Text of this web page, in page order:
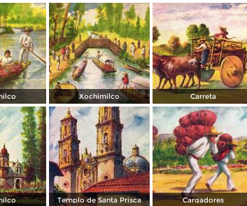
Xochimilco Carreta
Templo de Santa Prisca Cargadores